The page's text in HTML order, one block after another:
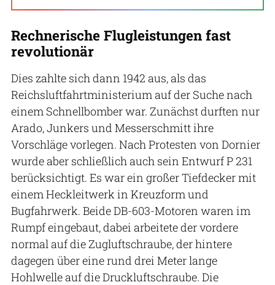
Rechnerische Flugleistungen fast
revolutionär
Dies zahlte sich dann 1942 aus, als das
Reichsluftfahrtministerium auf der Suche nach
einem Schnellbomber war. Zunächst durften nur
Arado, Junkers und Messerschmitt ihre
Vorschläge vorlegen. Nach Protesten von Dornier
wurde aber schließlich auch sein Entwurf P 231
berücksichtigt. Es war ein großer Tiefdecker mit
einem Heckleitwerk in Kreuzform und
Bugfahrwerk. Beide DB-603-Motoren waren im
Rumpf eingebaut, dabei arbeitete der vordere
normal auf die Zugluftschraube, der hintere
dagegen über eine rund drei Meter lange
Hohlwelle auf die Druckluftschraube. Die